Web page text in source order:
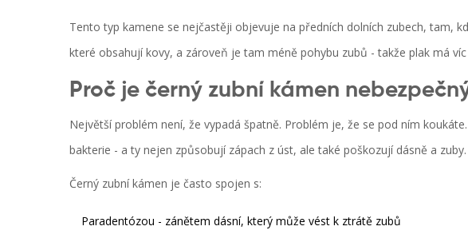
Tento typ kamene se nejčastěji objevuje na předních dolních zubech, tam,
které obsahují kovy, a zároveň je tam méně pohybu zubů - takže plak má
Proč je černý zubní kámen
Největší problém není, že vypadá špatně. Problém je, že se pod ním
bakterie - a ty nejen způsobují zápach z úst, ale také poškozují dásně a zuby.
Černý zubní kámen je často spojen s:
Paradentózou - zánětem dásní, který může vést k ztrátě zubů